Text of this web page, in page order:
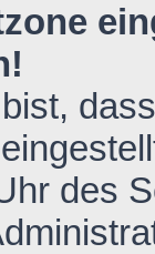
des